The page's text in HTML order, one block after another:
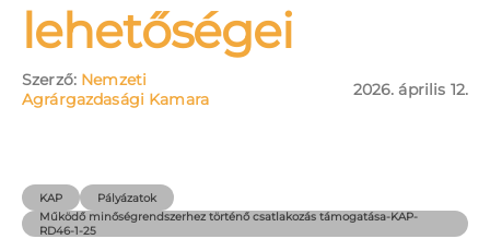
lehetőségei
Szerző: Nemzeti
Agrárgazdasági Kamara
2026. április 12.
KAP
Pályázatok
Működő minőségrendszerhez történő csatlakozás támogatása-KAP-
RD46-1-25